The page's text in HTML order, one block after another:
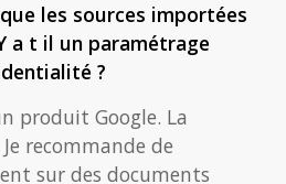
les sources importées
a t il un paramétrage
?
produit Google. La
recommande de
sur des documents